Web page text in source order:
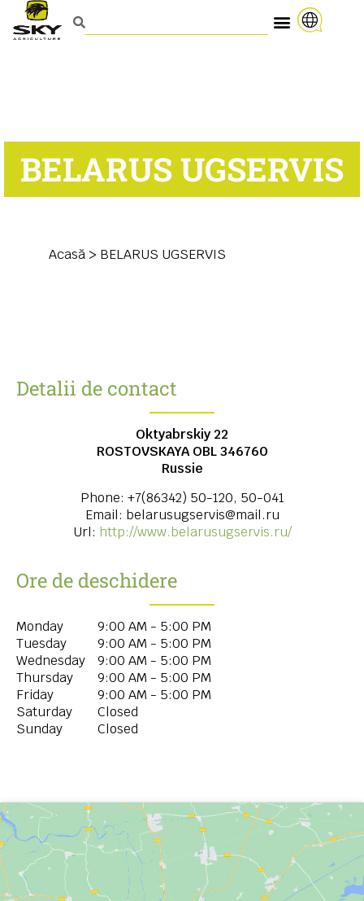
BELARUS UGSERVIS
Acasă > BELARUS UGSERVIS
Detalii de contact
Oktyabrskiy 22
ROSTOVSKAYA OBL346760
Russie
Phone: +7(86342) 50-120, 50-041
Email: belarusugservis@mail.ru
Url: http://www.belarusugservis.ru/
Ore de deschidere
Monday
9:00 AM - 5:00 PM
Tuesday
9:00 AM - 5:00 PM
Wednesday
9:00 AM - 5:00 PM
Thursday
9:00 AM - 5:00 PM
Friday
9:00 AM - 5:00 PM
Saturday
Closed
Sunday
Closed